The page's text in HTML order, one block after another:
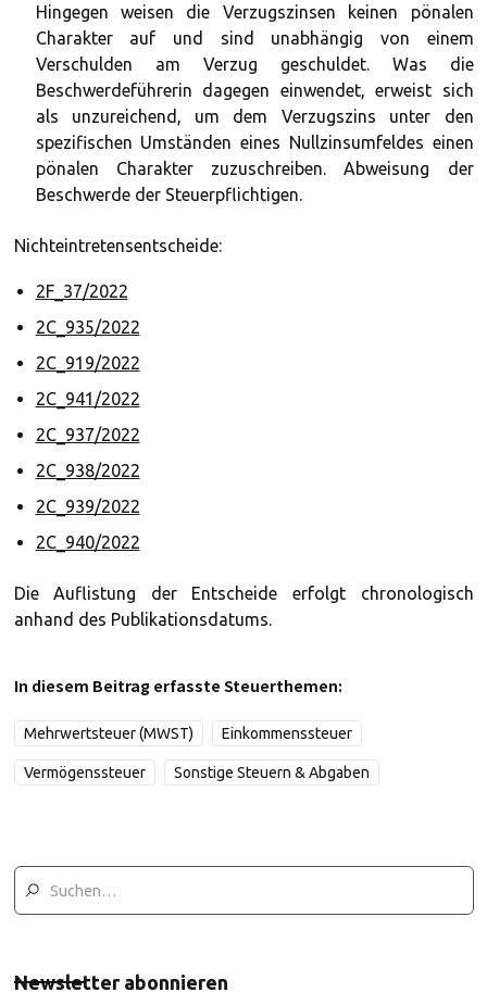
Hingegen weisen die Verzugszinsen keinen pönalen
Charakter auf und sind unabhängig von einem
Verschulden am Verzug geschuldet. Was die
Beschwerdeführerin dagegen einwendet, erweist sich
als unzureichend, um dem Verzugszins unter den
spezifischen Umständen eines Nullzinsumfeldes einen
pönalen Charakter zuzuschreiben. Abweisung der
Beschwerde der Steuerpflichtigen.
Nichteintretensentscheide:
2F_37/2022
2C_935/2022
2C_919/2022
2C_941/2022
2C_937/2022
2C_938/2022
2C_939/2022
2C_940/2022
Die Auflistung der Entscheide erfolgt chronologisch
anhand des Publikationsdatums.
In diesem Beitrag erfasste Steuerthemen:
Mehrwertsteuer (MWST) Einkommenssteuer
Vermögenssteuer Sonstige Steuern & Abgaben
Newsletter abonnieren